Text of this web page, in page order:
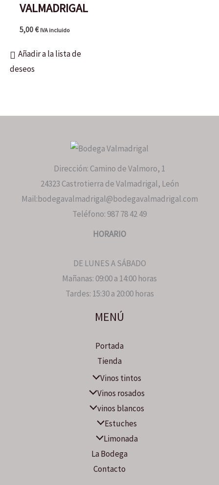
VALMADRIGAL
5,00€ IVA incluido
Añadir a la lista de
deseos
Dirección: Camino de Valmoro, 1
24323 Castrotierra de Valmadrigal, León
Mail:bodegavalmadrigal@bodegavalmadrigal.com
Teléfono: 987 78 42 49
HORARIO
DE LUNES A SÁBADO
Mañanas: 09:00 a 14:00 horas
Tardes: 15:30 a 20:00 horas
MENÚ
Portada
Tienda
Vinos tintos
Vinos rosados
vinos blancos
Estuches
Limonada
La Bodega
Contacto